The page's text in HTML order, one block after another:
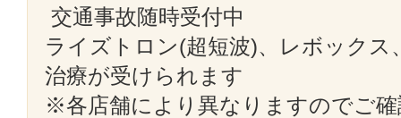
交通事故随時受付中
ライズトロン(超短波)、レボックス
治療が受けられます
※各店舗により異なりますのでご